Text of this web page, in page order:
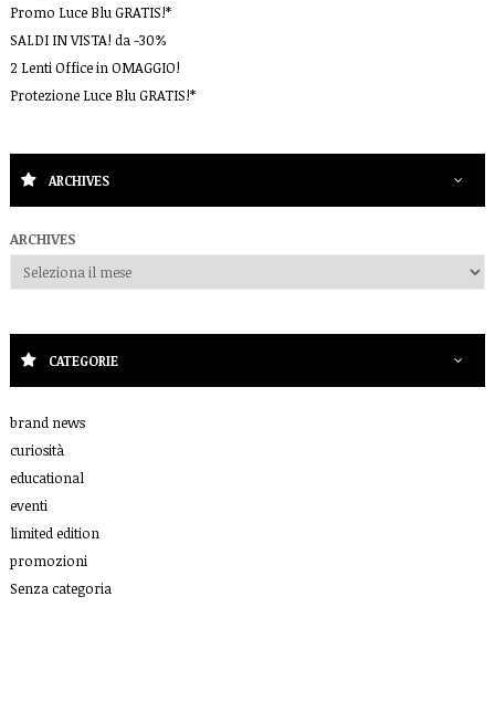
Promo Luce Blu GRATIS!*
SALDI IN VISTA! da -30%
2 Lenti Office in OMAGGIO!
Protezione Luce Blu GRATIS!*
ARCHIVES
ARCHIVES
CATEGORIE
brand news
curiosità
educational
eventi
limited edition
promozioni
Senza categoria